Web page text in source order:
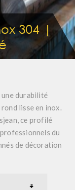
304 |
durabilité
rond lisse en inox.
, ce profilé
du
de décoration